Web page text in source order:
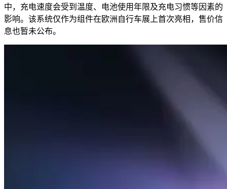
中，充电速度会受到温度、电池使用年限及充电习惯等因素的
影响。该系统仅作为组件在欧洲自行车展上首次亮相，售价信
息也暂未公布。